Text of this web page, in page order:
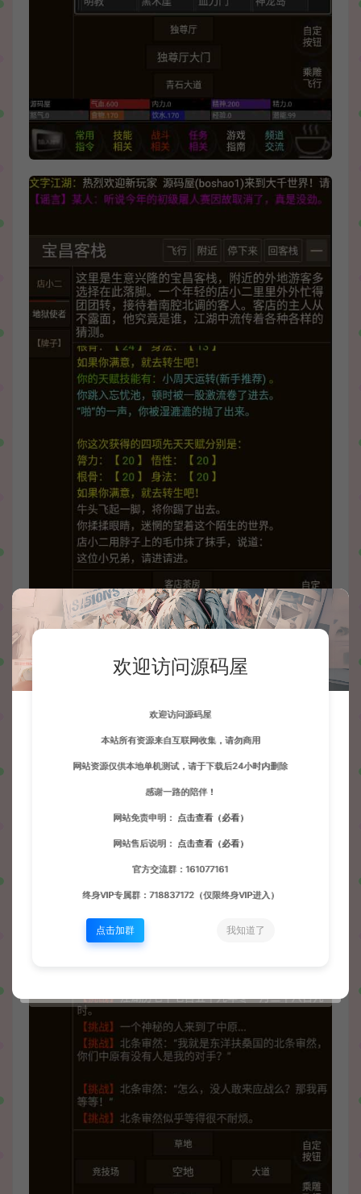
欢迎访问源码屋
欢迎访问源码屋
本站所有资源来自互联网收集，请勿商用
网站资源仅供本地单机测试，请于下载后24小时内删除
感谢一路的陪伴！
网站免责申明： 点击查看（必看）
网站售后说明： 点击查看（必看）
官方交流群：161077161
终身VIP专属群：718837172（仅限终身VIP进入）
点击加群 我知道了